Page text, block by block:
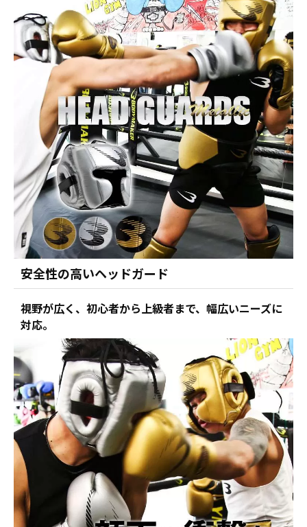
安全性の高いヘッドガード
視野が広く、初心者から上級者まで、幅広いニーズに
対応。